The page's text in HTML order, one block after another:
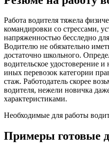
Работа водителя тяжела
командировки со стрессами,
напряженностью бесследно
Водителю не обязательно
достаточно школьного.
водительское удостоверение
иных перевозок категории
стаж. Работодатель скорее
водителя, нежели новичка
характеристиками.
Необходимые для работы
Примеры готовые